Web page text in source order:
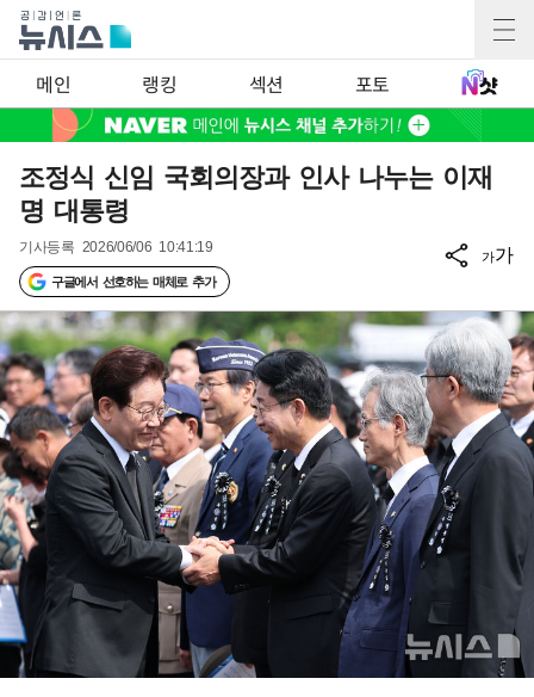
메인 랭킹 섹션 포토
조정식 신임 국회의장과 인사 나누는 이재
명 대통령
기사등록 2026/06/06 10:41:19
구글에서 선호하는 매체로 추가
가가